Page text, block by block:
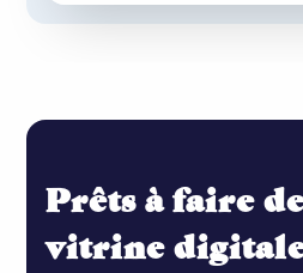
Prêts à faire
vitrine